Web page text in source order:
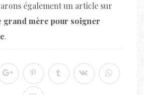
également un article sur
grand mère pour soigner
.